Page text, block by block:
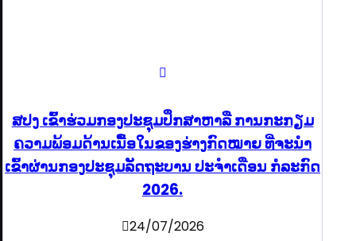
ສປງ ເຂົ້າຮ່ວມກອງປະຊຸມປຶກສາຫາລື ການກະກຽມ
ຄວາມພ້ອມດ້ານເນື້ອໃນຂອງຮ່າງກົດໝາຍ ທີ່ຈະນໍາ
ເຂົ້າຜ່ານກອງປະຊຸມລັດຖະບານ ປະຈໍາເດືອນ ກໍລະກົດ
2026.
24/07/2026